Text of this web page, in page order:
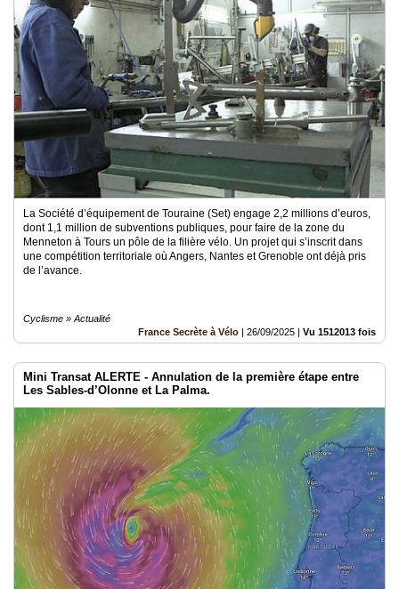
La Société d’équipement de Touraine (Set) engage 2,2 millions d’euros,
dont 1,1 million de subventions publiques, pour faire de la zone du
Menneton à Tours un pôle de la filière vélo. Un projet qui s’inscrit dans
une compétition territoriale où Angers, Nantes et Grenoble ont déjà pris
de l’avance.
Cyclisme » Actualité
France Secrète à Vélo | 26/09/2025 | Vu 1512013 fois
Mini Transat ALERTE - Annulation de la première étape entre
Les Sables-d’Olonne et La Palma.